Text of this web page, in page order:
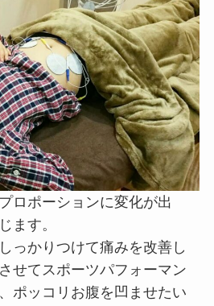
ロポーションに変化が出
ます。
っかりつけて痛みを改善し
せてスポーツパフォーマン
ポッコリお腹を凹ませたい